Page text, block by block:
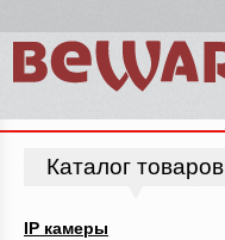
Каталог товаров
IP камеры